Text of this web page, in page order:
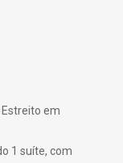
em
1 suíte, com